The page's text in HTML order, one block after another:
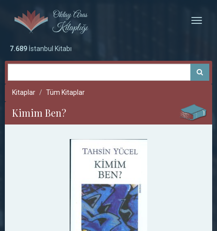
Toggle
7.689 İstanbul Kitabı
Kitaplar Tüm Kitaplar
Kimim Ben?